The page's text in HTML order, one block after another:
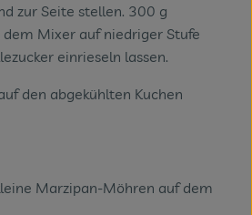
zur Seite stellen. 300 g
Mixer auf niedriger Stufe
einrieseln lassen.
den abgekühlten Kuchen
Marzipan-Möhren auf dem